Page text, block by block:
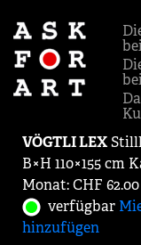
VÖGTLI LEX
B×H 110×155 cm
Monat: CHF 62.00
verfügbar
hinzufügen